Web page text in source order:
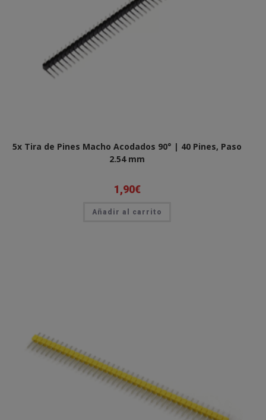
5x Tira de Pines Macho Acodados 90° | 40 Pines, Paso
2.54 mm
1,90€
Añadir al carrito